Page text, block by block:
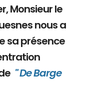
Monsieur le
nous a
sa présence
" De Barge